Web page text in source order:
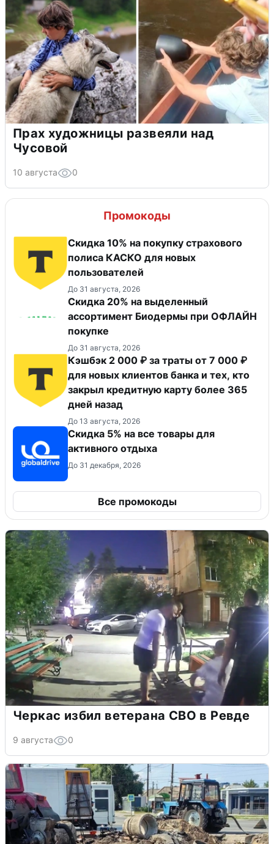
Прах художницы развеяли над
Чусовой
10 августа 0
Промокоды
Скидка 10% на покупку страхового
полиса КАСКО для новых
пользователей
До 31 августа, 2026
Скидка 20% на выделенный
ассортимент Биодермы при ОФЛАЙН
покупке
До 31 августа, 2026
Кэшбэк 2 000 ₽ за траты от 7 000 ₽
для новых клиентов банка и тех, кто
закрыл кредитную карту более 365
дней назад
До 13 августа, 2026
Скидка 5% на все товары для
активного отдыха
До 31 декабря, 2026
Все промокоды
Черкас избил ветерана СВО в Ревде
9 августа 0